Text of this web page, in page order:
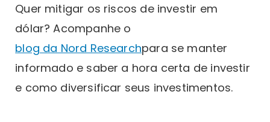
Quer mitigar os riscos de investir em
dólar? Acompanhe o
blog da Nord Researchpara se manter
informado e saber a hora certa de investir
e como diversificar seus investimentos.